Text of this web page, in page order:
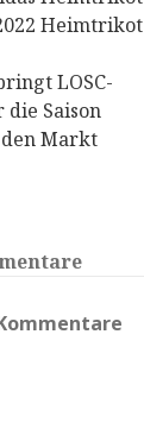
Heimtrikot
LOSC-
Saison
den Markt